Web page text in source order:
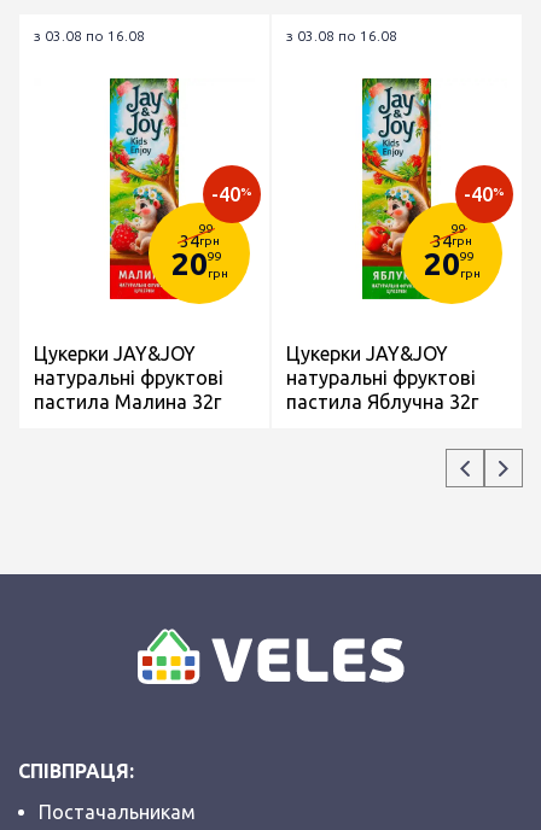
з 03.08 по 16.08
34
99
грн
2099
грн
-40%
Цукерки JAY&JOY
натуральні фруктові
пастила Малина 32г
з 03.08 по 16.08
34
99
грн
2099
грн
-40%
Цукерки JAY&JOY
натуральні фруктові
пастила Яблучна 32г
СПІВПРАЦЯ:
Постачальникам